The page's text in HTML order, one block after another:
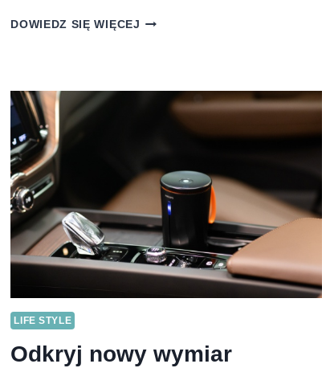
DOWIEDZ SIĘ WIĘCEJ ZACHWYĆ
W
STAMBULE
LIFE STYLE
Odkryj nowy wymiar